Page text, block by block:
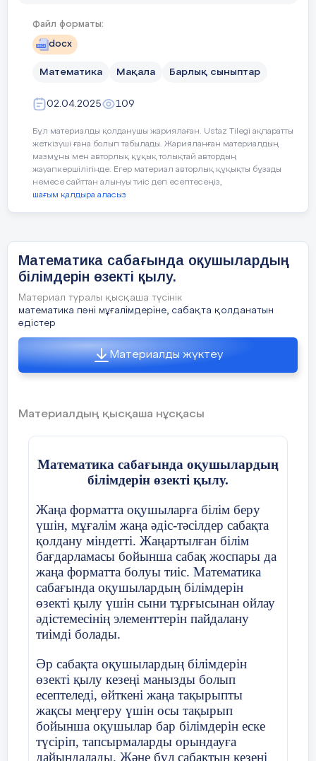
мұғалімділігі жойылады»,-деген
даналығында. Белгілі ғалым Дайана
Халперн «Сыни ойлау - ойлаған түп
нәтижеге жету үшін танымдық
техникаларды пайдалану арқылы
шығармашылықпен әрі қарай бағыттап
ойлану деген» Сыни тұрғыдан ойлау
дәстүрлі оқытудан басты
айырмашылығы- білімнің дайын күйінде
берілмеуі.
Математика сабағында сын тұрғысынан
қалыптастыру құралы болып табылады .
Сын тұрғысынан ойлаудың тамырын
сонау гректік сократтық дәстүрге дейінгі
2500 жыл бұрынғы дәуірден көруге
болады. Сол кездің өзінде беделді негізге
алынған білімді тексеру үшін жетекші
сұрақтарды пайдалану қалыптасқан. Олар
тиімділік, нақтылық пен логикалық
Джон Дьюи білім беру саласында
осындай зерттеуді бастаған
оқушылардың ойлау дағдысын
қалыптастырудың білім беру
емес, қоғам үшін және барлық
демократиялық құрылыс үшін тиімді
болуына бағыттау керек екендігін
мойындатты. Эдвард Глейзер (1941) сын
тұрғысынан ойлау қабілеттілігі үш
элементтен тұратындығын болжап берді:
1. Проблемалар мен мәселелерді шешу
кезінде өзінің тәжірибесін қалыптастыру
асыру.
2. Логикалық зерттеу және ой жүгірту
әдістерін білу.
3. Осы әдістерді қолданудағы
Файл форматы:
docx
Математика Мақала Барлық сыныптар
02.04.2025 109
Бұл материалды қолданушы жариялаған. Ustaz Tilegi ақпаратты
жеткізуші ғана болып табылады. Жарияланған материалдың
мазмұны мен авторлық құқық толықтай автордың
жауапкершілігінде. Егер материал авторлық құқықты бұзады
немесе сайттан алынуы тиіс деп есептесеңіз,
шағым қалдыра аласыз
Математика сабағында оқушылардың
білімдерін өзекті қылу.
Материал туралы қысқаша түсінік
математика пәні мұғалімдеріне, сабақта қолданатын
әдістер
Материалды жүктеу
Материалдың қысқаша нұсқасы
Математика сабағында оқушылардың
білімдерін өзекті қылу.
Жаңа форматта оқушыларға білім беру
үшін, мұғалім жаңа әдіс-тәсілдер сабақта
қолдану міндетті. Жаңартылған білім
бағдарламасы бойынша сабақ жоспары да
жаңа форматта болуы тиіс. Математика
сабағында оқушылардың білімдерін
өзекті қылу үшін сыни тұрғысынан ойлау
әдістемесінің элементтерін пайдалану
тиімді болады.
Әр сабақта оқушылардың білімдерін
өзекті қылу кезеңі манызды болып
есептеледі, өйткені жаңа тақырыпты
жақсы меңгеру үшін осы тақырып
бойынша оқушылар бар білімдерін еске
түсіріп, тапсырмаларды орындауға
дайындалады. Және бұл сабақтың кезеңі